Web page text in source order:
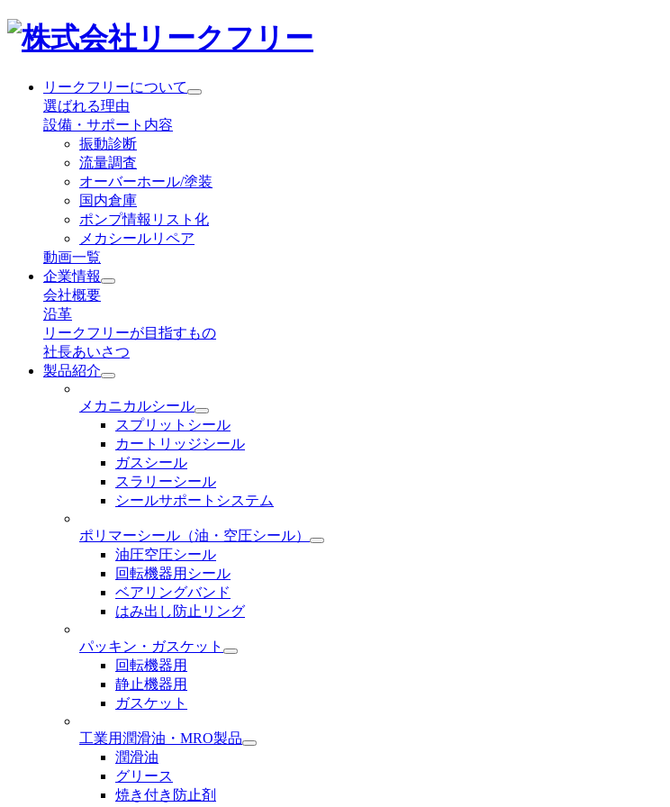
リークフリーについて
選ばれる理由
設備・サポート内容
振動診断
流量調査
オーバーホール/塗装
国内倉庫
ポンプ情報リスト化
メカシールリペア
動画一覧
企業情報
会社概要
沿革
リークフリーが目指すもの
社長あいさつ
製品紹介
メカニカルシール
スプリットシール
カートリッジシール
ガスシール
スラリーシール
シールサポートシステム
ポリマーシール （油・空圧シール）
油圧空圧シール
回転機器用シール
ベアリングバンド
はみ出し防止リング
パッキン・ガスケット
回転機器用
静止機器用
ガスケット
工業用潤滑油・MRO製品
潤滑油
グリース
焼き付き防止剤